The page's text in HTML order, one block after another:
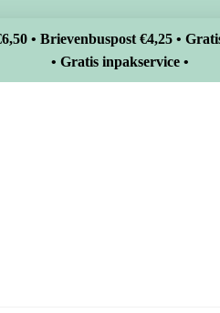
• Brievenbuspost €4,25 •
• Gratis inpakservice •